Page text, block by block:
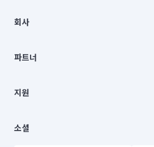
00019 |
주소 | 본사: 서울특별시 종로구 율곡로 6(
컨택센터 : 서울특별시 종로구 수송동 율곡
상품, 상품정보, 거래에 관한 의무와 책임은
언론 보도 관련 문의:
© 유한회사 미소. Miso, Inc. All Rights
회사
채용
파트너
이사
지원
이용약관
소셜